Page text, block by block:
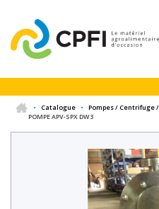
• Catalogue • Pompes / Centrifuge
POMPE APV-SPX DW3